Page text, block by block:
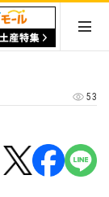
53